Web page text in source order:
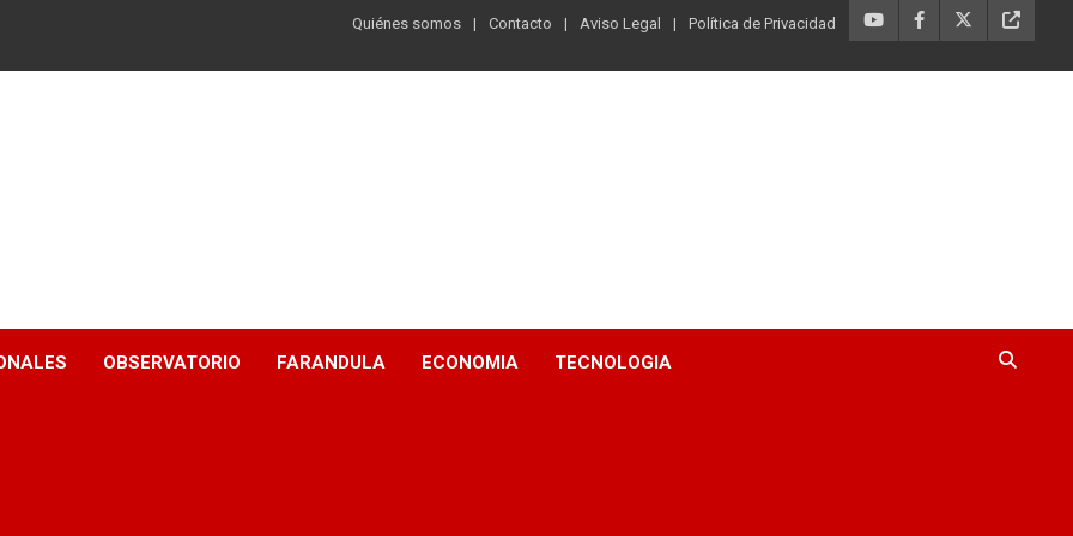
Quiénes somos Contacto Aviso Legal Política de Privacidad
OBSERVATORIO FARANDULA ECONOMIA TECNOLOGIA